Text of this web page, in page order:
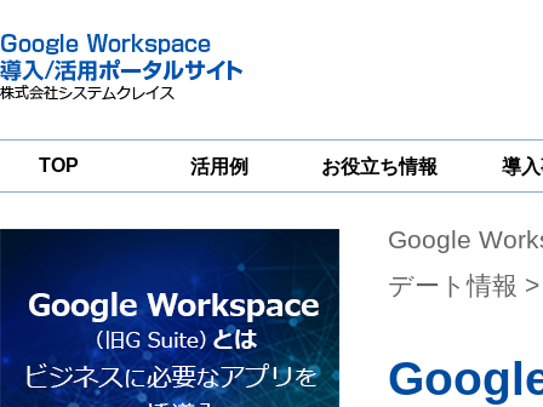
TOP 活用例 お役立ち情報
一
導
グループウェア
移行支援
Google
Workspace
セキュリティ
対策サービス
Google
デート情報